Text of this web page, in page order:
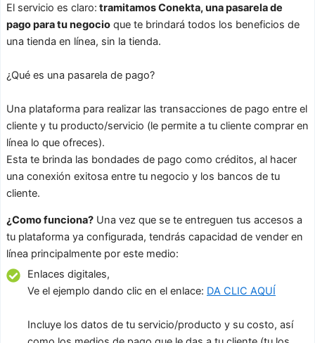
El servicio es claro: tramitamos Conekta, una pasarela de
pago para tu negocio que te brindará todos los beneficios de
una tienda en línea, sin la tienda.
¿Qué es una pasarela de pago?
Una plataforma para realizar las transacciones de pago entre el
cliente y tu producto/servicio (le permite a tu cliente comprar en
línea lo que ofreces).
Esta te brinda las bondades de pago como créditos, al hacer
una conexión exitosa entre tu negocio y los bancos de tu
cliente.
¿Como funciona? Una vez que se te entreguen tus accesos a
tu plataforma ya configurada, tendrás capacidad de vender en
línea principalmente por este medio:
Enlaces digitales,
Ve el ejemplo dando clic en el enlace: DA CLIC AQUÍ
Incluye los datos de tu servicio/producto y su costo, así